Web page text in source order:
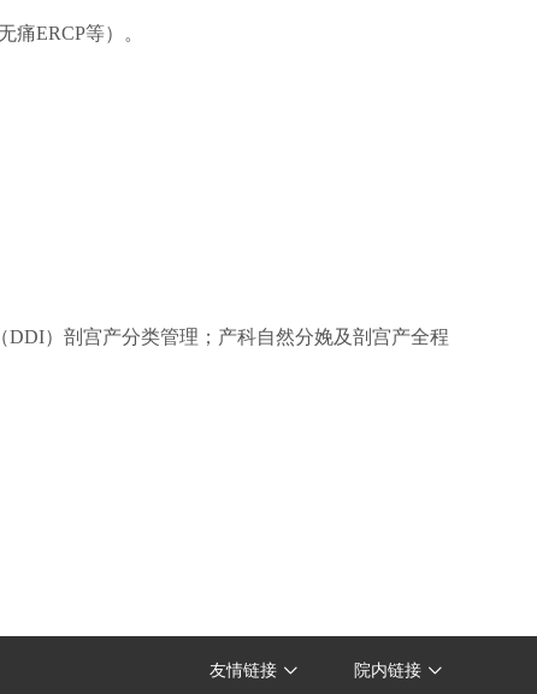
痛ERCP等）。
）剖宫产分类管理；产科自然分娩及剖宫产全程
友情链接  院内链接 